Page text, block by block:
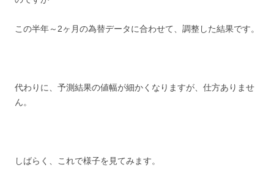
この半年～2ヶ月の為替データに合わせて、調整した結果です。
代わりに、予測結果の値幅が細かくなりますが、仕方ありませ
ん。
しばらく、これで様子を見てみます。